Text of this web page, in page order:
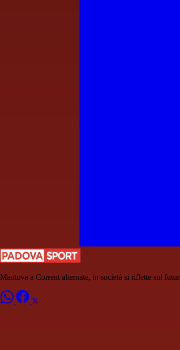
Mantova a Corrent alternata, in società si riflette sul